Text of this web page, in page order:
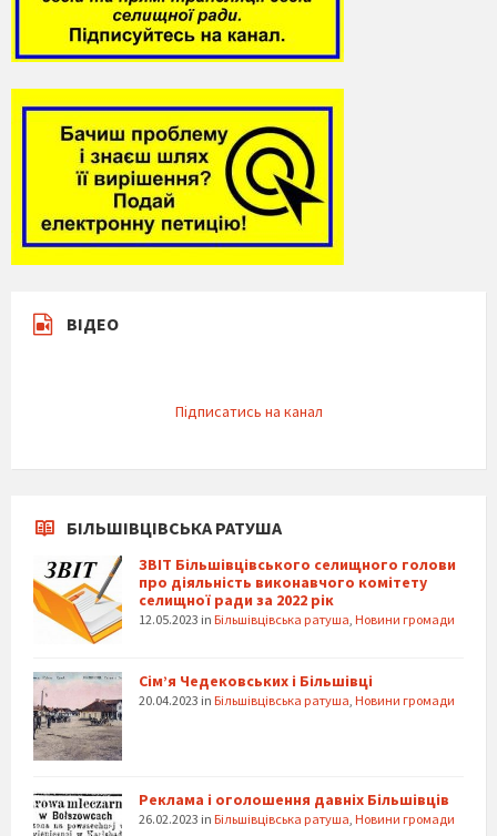
ВІДЕО
Підписатись на канал
БІЛЬШІВЦІВСЬКА РАТУША
ЗВІТ Більшівцівського селищного голови
про діяльність виконавчого комітету
селищної ради за 2022 рік
12.05.2023 in Більшівцівська ратуша Новини громади
Сім’я Чедековських і Більшівці
20.04.2023 in Більшівцівська ратуша Новини громади
Реклама і оголошення давніх Більшівців
26.02.2023 in Більшівцівська ратуша Новини громади